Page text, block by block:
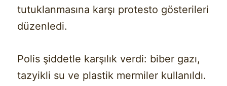
tutuklanmasına karşı protesto gösterileri
düzenledi.
Polis şiddetle karşılık verdi: biber gazı,
tazyikli su ve plastik mermiler kullanıldı.